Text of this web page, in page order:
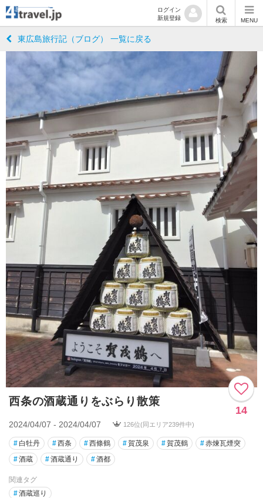
ログイン
新規登録
検索 MENU
東広島旅行記（ブログ） 一覧に戻る
西条の酒蔵通りをぶらり散策
14
2024/04/07 - 2024/04/07 126位(同エリア239件中)
# 白牡丹 #西条 #西條鶴 #賀茂泉 #賀茂鶴 #赤煉瓦煙突
#酒蔵 #酒蔵通り #酒都
関連タグ
#酒蔵巡り